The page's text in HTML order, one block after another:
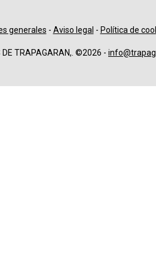
generales - Aviso legal - Política de
DE TRAPAGARAN,. ©2026 -